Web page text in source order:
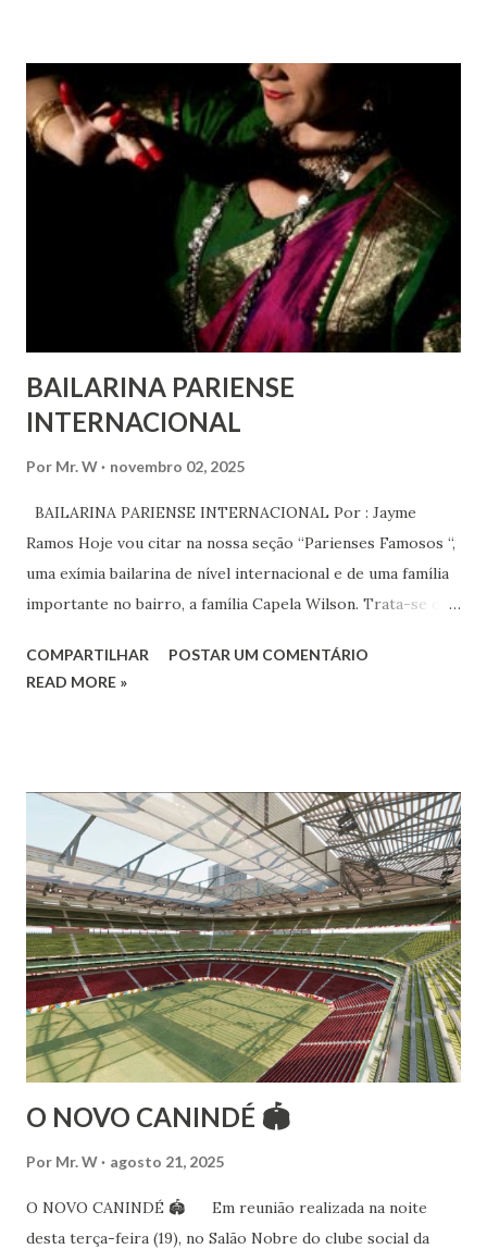
Estes direitos humanos – os direitos à liberdade de opinião
e de expressão, de reunião pacífica e de associação, e de
participar no governo (artigos 19, 20 e 21 da Declaração
Universal dos Direitos Humanos ) – têm estado no centro
das mudanças históricas no mundo árabe nos últimos dois
anos, em que milhões foram às ruas para exigir mudanças.
Em outras partes do mundo, os “99%” fizeram suas vozes
serem ouvidas através ...
BAILARINA PARIENSE
INTERNACIONAL
Por Mr. W novembro 02, 2025
BAILARINA PARIENSE INTERNACIONAL Por : Jayme
Ramos Hoje vou citar na nossa seção “Parienses Famosos “,
uma exímia bailarina de nível internacional e de uma família
importante no bairro, a família Capela Wilson. Trata-se da
Vamos às informações de seu site : Bailarina e professora
Esteve na Índia aprofundando seus estudos neste estilo
além de partir para pesquisa e vivência das danças
folclóricas do Rajastão (Kalbelia, Banjara, Ghoomar, Chair).
Bailarina profissional e professora de dança. Dedica-se há
15 anos ao estudo e pesquisa de danças étnicas, em especial
às danças ciganas, árabes e indianas. Iniciou seus estudos de
dança aos 4 anos de idade (em 1982) no balé clássico,
passando por diversas atividades co...
COMPARTILHAR
POSTAR UM COMENTÁRIO
READ MORE »
O NOVO CANINDÉ 🏟
Por Mr. W agosto 21, 2025
O NOVO CANINDÉ 🏟 Em reunião realizada na noite
desta terça-feira (19), no Salão Nobre do clube social da